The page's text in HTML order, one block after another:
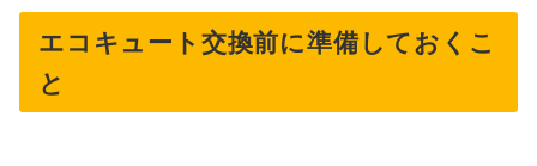
エコキュート交換前に準備しておくこ
と